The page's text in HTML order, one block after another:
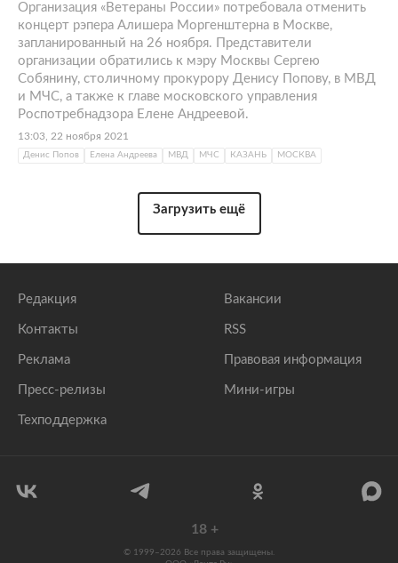
Организация «Ветераны России» потребовала отменить
концерт рэпера Алишера Моргенштерна в Москве,
запланированный на 26 ноября. Представители
организации обратились к мэру Москвы Сергею
Собянину, столичному прокурору Денису Попову, в МВД
и МЧС, а также к главе московского управления
Роспотребнадзора Елене Андреевой.
13:03, 22 ноября 2021
Денис Попов Елена Андреева МВД МЧС КАЗАНЬ МОСКВА
Загрузить ещё
Редакция
Контакты
Реклама
Пресс-релизы
Техподдержка
Вакансии
RSS
Правовая информация
Мини-игры
18 +
© 1999–2026 Все права защищены.